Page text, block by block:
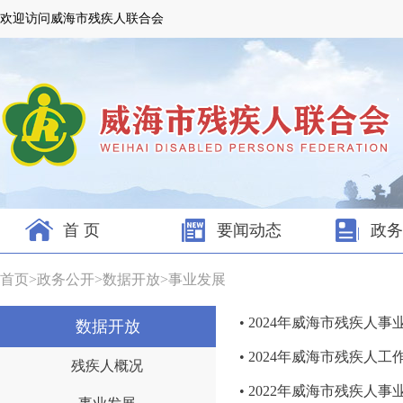
欢迎访问威海市残疾人联合会
首 页 要闻动态 政
首页>政务公开>数据开放>事业发展
数据开放
残疾人概况
• 2024年威海市残疾人事
• 2024年威海市残疾人工
• 2022年威海市残疾人事